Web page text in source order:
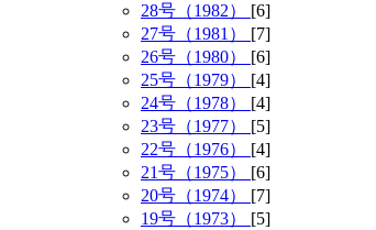
28号（1982） [6]
27号（1981） [7]
26号（1980） [6]
25号（1979） [4]
24号（1978） [4]
23号（1977） [5]
22号（1976） [4]
21号（1975） [6]
20号（1974） [7]
19号（1973） [5]